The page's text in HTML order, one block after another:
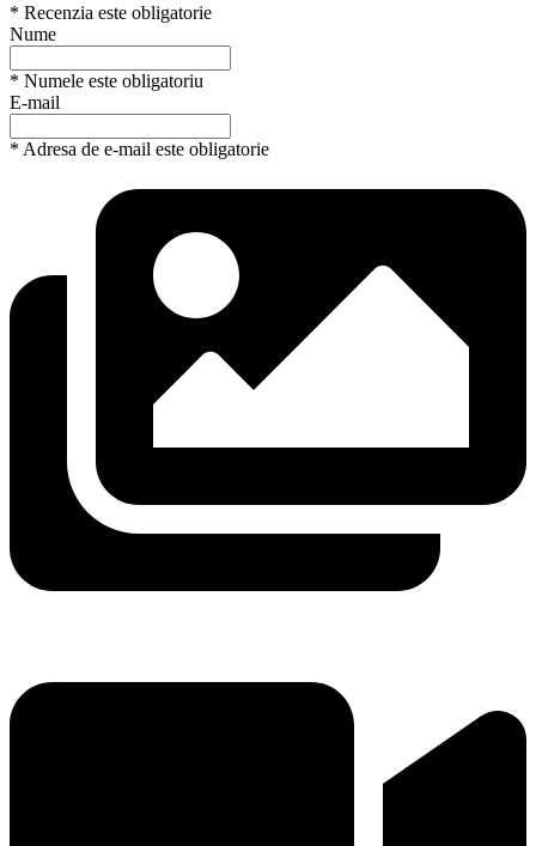
* Recenzia este obligatorie
Nume
* Numele este obligatoriu
E-mail
* Adresa de e-mail este obligatorie